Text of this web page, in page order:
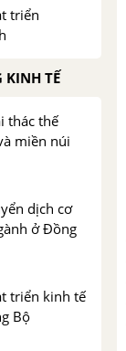
triển
KINH TẾ
thác thế
miền núi
dịch cơ
ở Đồng
triển kinh tế
Bộ